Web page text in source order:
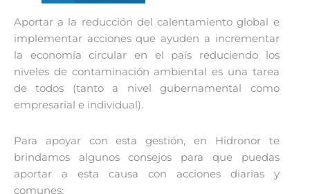
Aportar a la reducción del calentamiento global e
implementar acciones que ayuden a incrementar
la economía circular en el país reduciendo los
niveles de contaminación ambiental es una tarea
de todos (tanto a nivel gubernamental como
empresarial e individual).
Para apoyar con esta gestión, en Hidronor te
brindamos algunos consejos para que puedas
aportar a esta causa con acciones diarias y
comunes: